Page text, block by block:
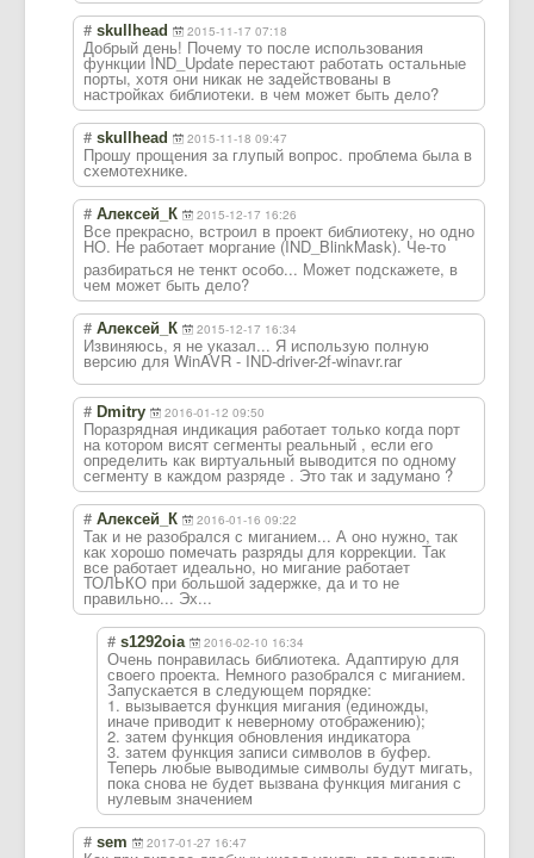
# skullhead 2015-11-17 07:18
Добрый день! Почему то после использования
функции IND_Update перестают работать остальные
порты, хотя они никак не задействованы в
настройках библиотеки. в чем может быть дело?
# skullhead 2015-11-18 09:47
Прошу прощения за глупый вопрос. проблема была в
схемотехнике.
# Алексей_К 2015-12-17 16:26
Все прекрасно, встроил в проект библиотеку, но одно
НО. Не работает моргание (IND_BlinkMask). Че-то
разбираться не тенкт особо... Может подскажете, в
чем может быть дело?
# Алексей_К 2015-12-17 16:34
Извиняюсь, я не указал... Я использую полную
версию для WinAVR - IND-driver-2f-winavr.rar
# Dmitry 2016-01-12 09:50
Поразрядная индикация работает только когда порт
на котором висят сегменты реальный , если его
определить как виртуальный выводится по одному
сегменту в каждом разряде . Это так и задумано ?
# Алексей_К 2016-01-16 09:22
Так и не разобрался с миганием... А оно нужно, так
как хорошо помечать разряды для коррекции. Так
все работает идеально, но мигание работает
ТОЛЬКО при большой задержке, да и то не
правильно... Эх...
# s1292oia 2016-02-10 16:34
Очень понравилась библиотека. Адаптирую для
своего проекта. Немного разобрался с миганием.
Запускается в следующем порядке:
1. вызывается функция мигания (единожды,
иначе приводит к неверному отображению);
2. затем функция обновления индикатора
3. затем функция записи символов в буфер.
Теперь любые выводимые символы будут мигать,
пока снова не будет вызвана функция мигания с
нулевым значением
# sem 2017-01-27 16:47